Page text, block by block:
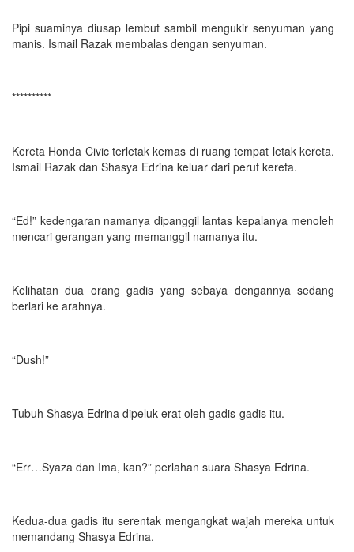
Pipi suaminya diusap lembut sambil mengukir senyuman yang
manis. Ismail Razak membalas dengan senyuman.
**********
Kereta Honda Civic terletak kemas di ruang tempat letak kereta.
Ismail Razak dan Shasya Edrina keluar dari perut kereta.
“Ed!” kedengaran namanya dipanggil lantas kepalanya menoleh
mencari gerangan yang memanggil namanya itu.
Kelihatan dua orang gadis yang sebaya dengannya sedang
berlari ke arahnya.
“Dush!”
Tubuh Shasya Edrina dipeluk erat oleh gadis-gadis itu.
“Err…Syaza dan Ima, kan?” perlahan suara Shasya Edrina.
Kedua-dua gadis itu serentak mengangkat wajah mereka untuk
memandang Shasya Edrina.